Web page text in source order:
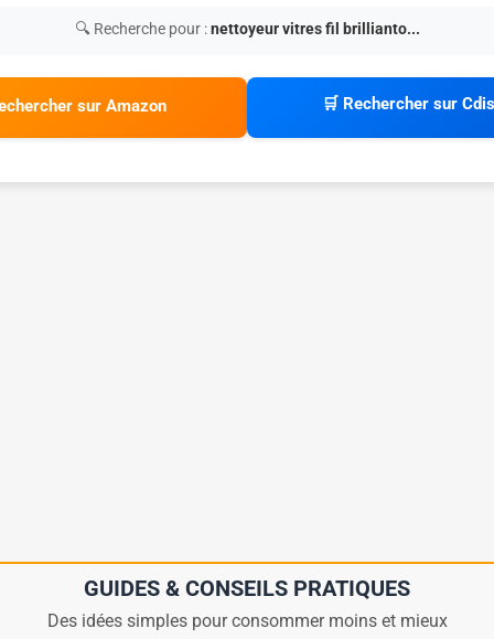
🔍 Recherche pour :nettoyeur vitres fil brillianto...
sur Amazon 🛒 Rechercher sur
GUIDES & CONSEILS PRATIQUES
Des idées simples pour consommer moins et mieux